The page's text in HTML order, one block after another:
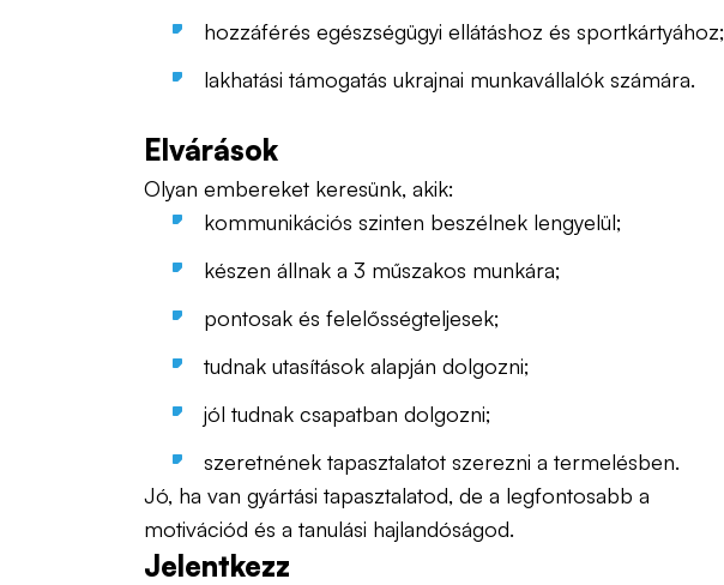
hozzáférés egészségügyi ellátáshoz és sportkártyához;
lakhatási támogatás ukrajnai munkavállalók számára.
Elvárások
Olyan embereket keresünk, akik:
kommunikációs szinten beszélnek lengyelül;
készen állnak a 3 műszakos munkára;
pontosak és felelősségteljesek;
tudnak utasítások alapján dolgozni;
jól tudnak csapatban dolgozni;
szeretnének tapasztalatot szerezni a termelésben.
Jó, ha van gyártási tapasztalatod, de a legfontosabb a
motivációd és a tanulási hajlandóságod.
Jelentkezz